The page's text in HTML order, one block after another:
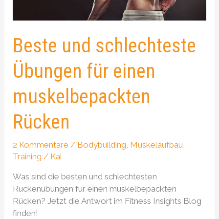
Beste und schlechteste
Übungen für einen
muskelbepackten
Rücken
2 Kommentare / Bodybuilding Muskelaufbau
Training / Kai
Was sind die besten und schlechtesten
Rückenübungen für einen muskelbepackten
Rücken? Jetzt die Antwort im Fitness Insights Blog
finden!